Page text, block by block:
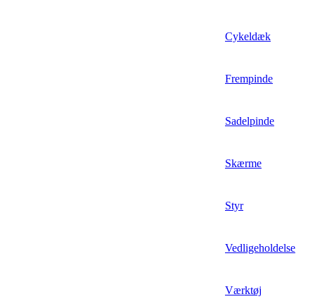
Cykeldæk
Frempinde
Sadelpinde
Skærme
Styr
Vedligeholdelse
Værktøj